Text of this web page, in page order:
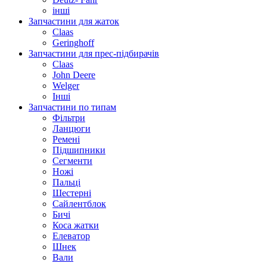
інші
Запчастини для жаток
Claas
Geringhoff
Запчастини для прес-підбирачів
Claas
John Deere
Welger
Інші
Запчастини по типам
Фільтри
Ланцюги
Ремені
Підшипники
Сегменти
Ножі
Пальці
Шестерні
Сайлентблок
Бичі
Коса жатки
Елеватор
Шнек
Вали